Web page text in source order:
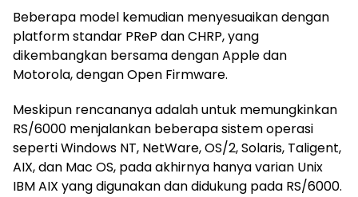
Beberapa model kemudian menyesuaikan dengan
platform standar PReP dan CHRP, yang
dikembangkan bersama dengan Apple dan
Motorola, dengan Open Firmware.
Meskipun rencananya adalah untuk memungkinkan
RS/6000 menjalankan beberapa sistem operasi
seperti Windows NT, NetWare, OS/2, Solaris, Taligent,
AIX, dan Mac OS, pada akhirnya hanya varian Unix
IBM AIX yang digunakan dan didukung pada RS/6000.